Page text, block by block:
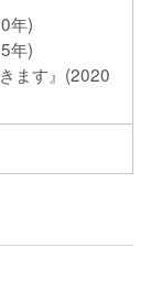
年)
年)
ます』(2020